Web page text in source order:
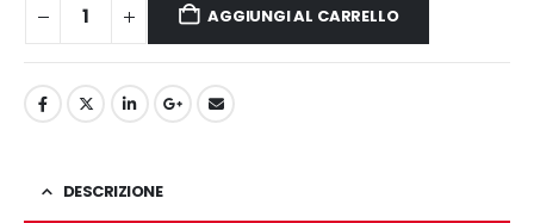
AGGIUNGI AL CARRELLO
DESCRIZIONE